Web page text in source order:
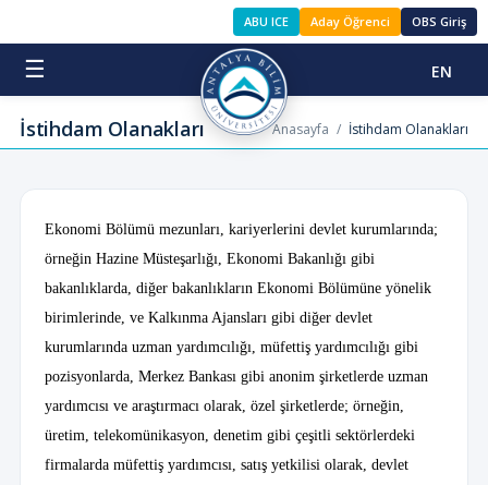
ABU ICE Aday Öğrenci OBS Giriş
☰ EN
İstihdam Olanakları Anasayfa / İstihdam Olanakları
Ekonomi Bölümü mezunları, kariyerlerini devlet kurumlarında;
örneğin Hazine Müsteşarlığı, Ekonomi Bakanlığı gibi
bakanlıklarda, diğer bakanlıkların Ekonomi Bölümüne yönelik
birimlerinde, ve Kalkınma Ajansları gibi diğer devlet
kurumlarında uzman yardımcılığı, müfettiş yardımcılığı gibi
pozisyonlarda, Merkez Bankası gibi anonim şirketlerde uzman
yardımcısı ve araştırmacı olarak, özel şirketlerde; örneğin,
üretim, telekomünikasyon, denetim gibi çeşitli sektörlerdeki
firmalarda müfettiş yardımcısı, satış yetkilisi olarak, devlet